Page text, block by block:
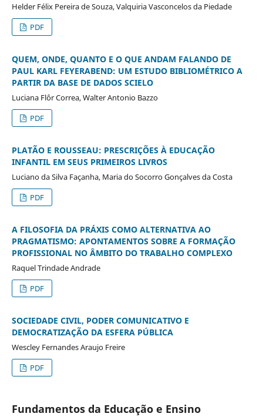
Helder Félix Pereira de Souza, Valquiria Vasconcelos da Piedade
PDF
QUEM, ONDE, QUANTO E O QUE ANDAM FALANDO DE
PAUL KARL FEYERABEND: UM ESTUDO BIBLIOMÉTRICO A
PARTIR DA BASE DE DADOS SCIELO
Luciana Flôr Correa, Walter Antonio Bazzo
PDF
PLATÃO E ROUSSEAU: PRESCRIÇÕES À EDUCAÇÃO
INFANTIL EM SEUS PRIMEIROS LIVROS
Luciano da Silva Façanha, Maria do Socorro Gonçalves da Costa
PDF
A FILOSOFIA DA PRÁXIS COMO ALTERNATIVA AO
PRAGMATISMO: APONTAMENTOS SOBRE A FORMAÇÃO
PROFISSIONAL NO ÂMBITO DO TRABALHO COMPLEXO
Raquel Trindade Andrade
PDF
SOCIEDADE CIVIL, PODER COMUNICATIVO E
DEMOCRATIZAÇÃO DA ESFERA PÚBLICA
Wescley Fernandes Araujo Freire
PDF
Fundamentos da Educação e Ensino